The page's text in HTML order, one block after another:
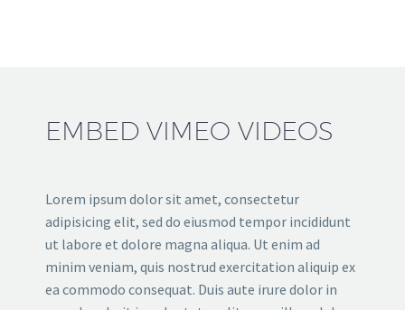
EMBED VIMEO VIDEOS
Lorem ipsum dolor sit amet, consectetur
adipisicing elit, sed do eiusmod tempor incididunt
ut labore et dolore magna aliqua. Ut enim ad
minim veniam, quis nostrud exercitation aliquip ex
ea commodo consequat. Duis aute irure dolor in